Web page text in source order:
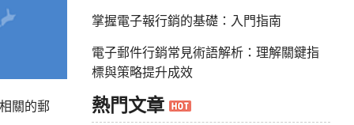
關的郵
掌握電子報行銷的基礎：入門指南
電子郵件行銷常見術語解析：理解關鍵指
標與策略提升成效
熱門文章